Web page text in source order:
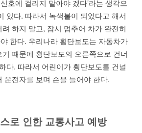
호에 걸리지 말아야 겠다’라는 생각으
있다. 따라서 녹색불이 되었다고 해서
하지 말고, 잠시 멈추어 차가 완전히
한다. 우리나라 횡단보도는 자동차가
때문에 횡단보도의 오른쪽으로 건너
다. 따라서 어린이가 횡단보도를 건널
운전자를 보며 손을 들어야 한다.
로 인한 교통사고 예방